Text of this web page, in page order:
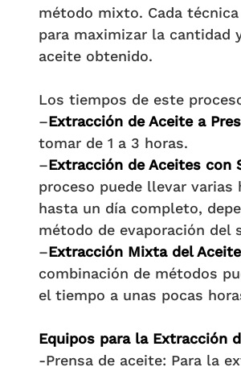
método mixto. Cada
para maximizar la cantidad
aceite obtenido.
Los tiempos de este
–Extracción de Aceite a
tomar de 1 a 3 horas.
–Extracción de Aceites con
proceso puede llevar varias
hasta un día completo,
método de evaporación del
–Extracción Mixta del
combinación de métodos
el tiempo a unas pocas
Equipos para la Extracción
-Prensa de aceite: Para la